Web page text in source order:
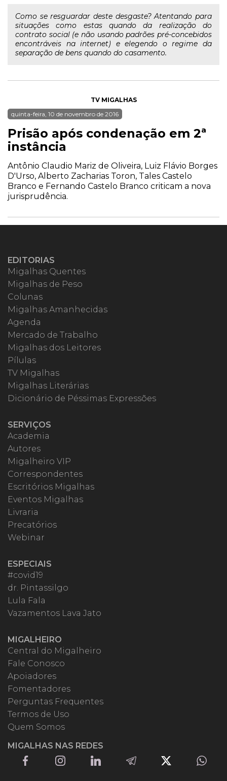
Como se resguardar deste desgaste? Atentando para
situações como estas quando da realização do
contrato social (e não usando padrões pré-concebidos
encontráveis na internet) e elegendo o regime da
separação de bens quando do casamento.
TV MIGALHAS
quinta-feira, 10 de novembro de 2016
Prisão após condenação em 2ª
instância
Antônio Claudio Mariz de Oliveira, Luiz Flávio Borges
D'Urso, Alberto Zacharias Toron, Tales Castelo
Branco e Fernando Castelo Branco criticam a nova
jurisprudência.
EDITORIAS
Migalhas Quentes
Migalhas de Peso
Colunas
Migalhas Amanhecidas
Agenda
Mercado de Trabalho
Migalhas dos Leitores
Pílulas
TV Migalhas
Migalhas Literárias
Dicionário de Péssimas Expressões
SERVIÇOS
Academia
Autores
Migalheiro VIP
Correspondentes
Escritórios Migalhas
Eventos Migalhas
Livraria
Precatórios
Webinar
ESPECIAIS
#covid19
dr. Pintassilgo
Lula Fala
Vazamentos Lava Jato
MIGALHEIRO
Central do Migalheiro
Fale Conosco
Apoiadores
Fomentadores
Perguntas Frequentes
Termos de Uso
Quem Somos
MIGALHAS NAS REDES